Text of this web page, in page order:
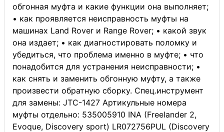
обгонная муфта и какие функции она выполняет;
• как проявляется неисправность муфты на
машинах Land Rover и Range Rover; • какой звук
она издает; • как диагностировать поломку и
убедиться, что проблема именно в муфте; • что
понадобится для устранения неисправности; •
как снять и заменить обгонную муфту, а также
произвести обратную сборку. Cпец.инструмент
для замены: JTC-1427 Артикульные номера
муфты отдельно: 535005910 INA (Freelander 2,
Evoque, Discovery sport) LR072756PUL (Discovery